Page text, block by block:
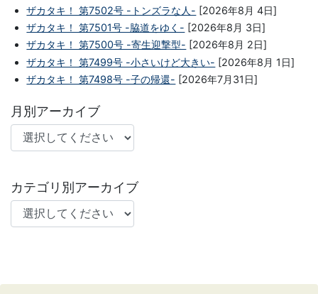
ザカタキ！ 第7502号 -トンズラな人- [2026年8月 4日]
ザカタキ！ 第7501号 -脇道をゆく- [2026年8月 3日]
ザカタキ！ 第7500号 -寄生迎撃型- [2026年8月 2日]
ザカタキ！ 第7499号 -小さいけど大きい- [2026年8月 1日]
ザカタキ！ 第7498号 -子の帰還- [2026年7月31日]
月別アーカイブ
カテゴリ別アーカイブ